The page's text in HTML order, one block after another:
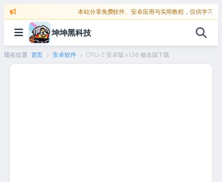
跳
容
本站分享免费软件、安卓应用与实用教程，仅供学习交流
坤坤黑科技
现在位置 首页 安卓软件 CPU-Z 安卓版 v1.56 修改版下载